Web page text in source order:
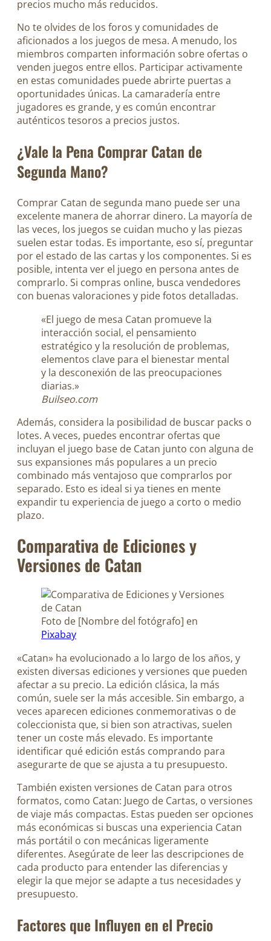
precios mucho más reducidos.
No te olvides de los foros y comunidades de
aficionados a los juegos de mesa. A menudo, los
miembros comparten información sobre ofertas o
venden juegos entre ellos. Participar activamente
en estas comunidades puede abrirte puertas a
oportunidades únicas. La camaradería entre
jugadores es grande, y es común encontrar
auténticos tesoros a precios justos.
¿Vale la Pena Comprar Catan de
Segunda Mano?
Comprar Catan de segunda mano puede ser una
excelente manera de ahorrar dinero. La mayoría de
las veces, los juegos se cuidan mucho y las piezas
suelen estar todas. Es importante, eso sí, preguntar
por el estado de las cartas y los componentes. Si es
posible, intenta ver el juego en persona antes de
comprarlo. Si compras online, busca vendedores
con buenas valoraciones y pide fotos detalladas.
«El juego de mesa Catan promueve la
interacción social, el pensamiento
estratégico y la resolución de problemas,
elementos clave para el bienestar mental
y la desconexión de las preocupaciones
diarias.»
Builseo.com
Además, considera la posibilidad de buscar packs o
lotes. A veces, puedes encontrar ofertas que
incluyan el juego base de Catan junto con alguna de
sus expansiones más populares a un precio
combinado más ventajoso que comprarlos por
separado. Esto es ideal si ya tienes en mente
expandir tu experiencia de juego a corto o medio
plazo.
Comparativa de Ediciones y
Versiones de Catan
Foto de [Nombre del fotógrafo] en
Pixabay
«Catan» ha evolucionado a lo largo de los años, y
existen diversas ediciones y versiones que pueden
afectar a su precio. La edición clásica, la más
común, suele ser la más accesible. Sin embargo, a
veces aparecen ediciones conmemorativas o de
coleccionista que, si bien son atractivas, suelen
tener un coste más elevado. Es importante
identificar qué edición estás comprando para
asegurarte de que se ajusta a tu presupuesto.
También existen versiones de Catan para otros
formatos, como Catan: Juego de Cartas, o versiones
de viaje más compactas. Estas pueden ser opciones
más económicas si buscas una experiencia Catan
más portátil o con mecánicas ligeramente
diferentes. Asegúrate de leer las descripciones de
cada producto para entender las diferencias y
elegir la que mejor se adapte a tus necesidades y
presupuesto.
Factores que Influyen en el Precio